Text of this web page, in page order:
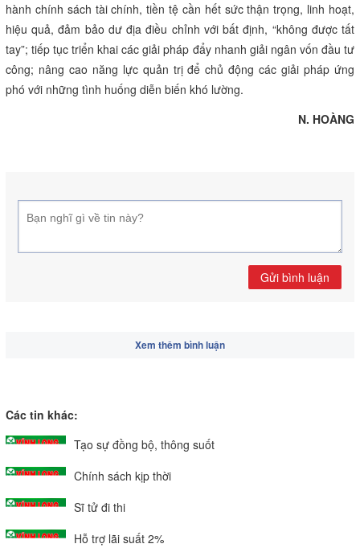
hành chính sách tài chính, tiền tệ cần hết sức thận trọng, linh hoạt,
hiệu quả, đảm bảo dư địa điều chỉnh với bất định, “không được tất
tay”; tiếp tục triển khai các giải pháp đẩy nhanh giải ngân vốn đầu tư
công; nâng cao năng lực quản trị để chủ động các giải pháp ứng
phó với những tình huống diễn biến khó lường.
N. HOÀNG
Gửi bình luận
Xem thêm bình luận
Các tin khác:
Tạo sự đồng bộ, thông suốt
Chính sách kịp thời
Sĩ tử đi thi
Hỗ trợ lãi suất 2%